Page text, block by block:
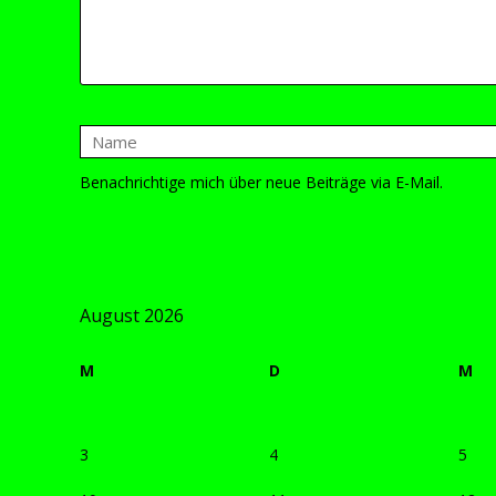
Benachrichtige mich über neue Beiträge via E-Mail.
August 2026
M D M
3 4 5